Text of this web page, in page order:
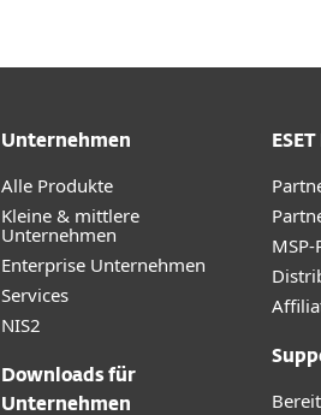
Unternehmen
Alle Produkte
Kleine & mittlere
Unternehmen
Enterprise Unternehmen
Services
NIS2
Downloads für
Unternehmen